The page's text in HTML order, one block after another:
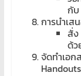
กับ
การนำเส
สั่ง
ด้ว
จัดทำเอก